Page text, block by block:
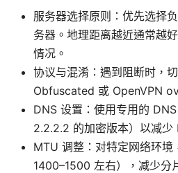
服务器选择原则：优先选择
务器。地理距离越近通常越
情况。
协议与混淆：遇到阻断时，
Obfuscated 或 OpenVPN
DNS 设置：使用专用的 DNS
2.2.2.2 的加密版本）以减少
MTU 调整：对特定网络环境
1400–1500 左右），减少分